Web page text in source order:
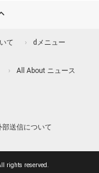
て dメニュー
All About ニュース
送信について
rights reserved.